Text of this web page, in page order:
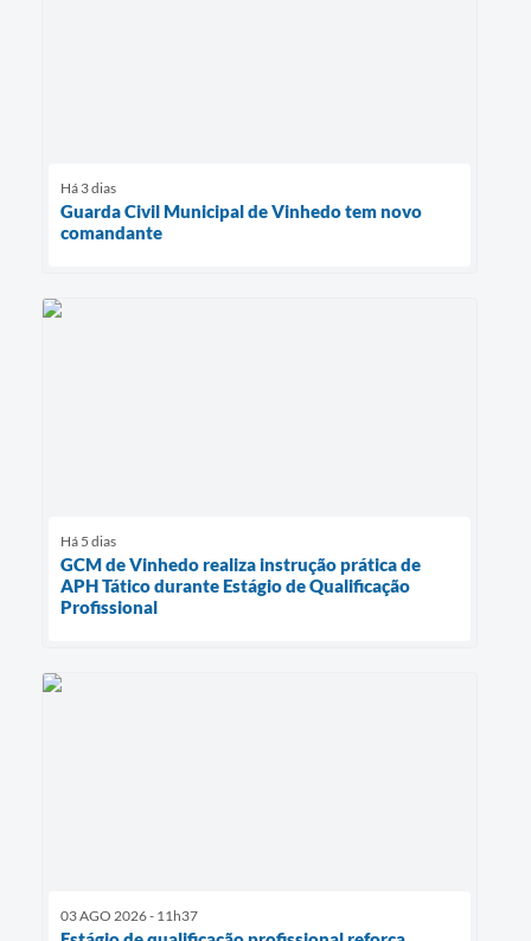
Há 3 dias
Guarda Civil Municipal de Vinhedo tem novo
comandante
Há 5 dias
GCM de Vinhedo realiza instrução prática de
APH Tático durante Estágio de Qualificação
Profissional
03 AGO 2026 - 11h37